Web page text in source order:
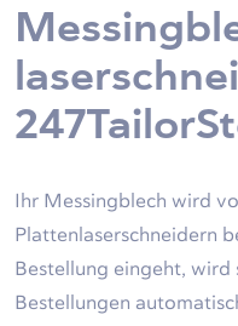
Ihr Messingblech wird
Plattenlaserschneidern
Bestellung eingeht, wird
Bestellungen